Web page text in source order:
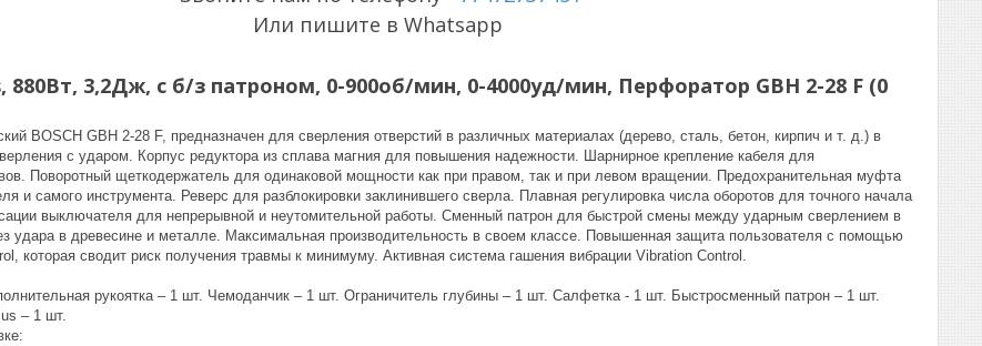
Или пишите в Whatsapp
880Вт, 3,2Дж, с б/з патроном, 0-900об/мин, 0-4000уд/мин, Перфоратор GBH 2-28 F (0
BOSCH GBH 2-28 F, предназначен для сверления отверстий в различных материалах (дерево, сталь, бетон, кирпич и т. д.) в
с ударом. Корпус редуктора из сплава магния для повышения надежности. Шарнирное крепление кабеля для
Поворотный щеткодержатель для одинаковой мощности как при правом, так и при левом вращении. Предохранительная муфта
и самого инструмента. Реверс для разблокировки заклинившего сверла. Плавная регулировка числа оборотов для точного начала
выключателя для непрерывной и неутомительной работы. Сменный патрон для быстрой смены между ударным сверлением в
удара в древесине и металле. Максимальная производительность в своем классе. Повышенная защита пользователя с помощью
которая сводит риск получения травмы к минимуму. Активная система гашения вибрации Vibration Control.
рукоятка – 1 шт. Чемоданчик – 1 шт. Ограничитель глубины – 1 шт. Салфетка - 1 шт. Быстросменный патрон – 1 шт.
– 1 шт.